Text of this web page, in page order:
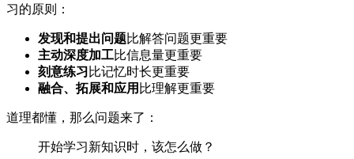
习的原则：
发现和提出问题比解答问题更重要
主动深度加工比信息量更重要
刻意练习 比记忆时长更重要
融合、拓展和应用 比理解更重要
道理都懂，那么问题来了：
开始学习新知识时，该怎么做？